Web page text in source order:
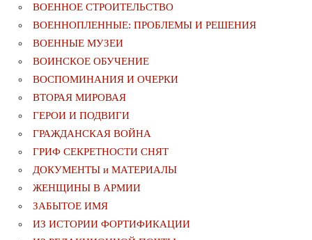
ВОЕННОЕ СТРОИТЕЛЬСТВО
ВОЕННОПЛЕННЫЕ: ПРОБЛЕМЫ И РЕШЕНИЯ
ВОЕННЫЕ МУЗЕИ
ВОИНСКОЕ ОБУЧЕНИЕ
ВОСПОМИНАНИЯ И ОЧЕРКИ
ВТОРАЯ МИРОВАЯ
ГЕРОИ И ПОДВИГИ
ГРАЖДАНСКАЯ ВОЙНА
ГРИФ СЕКРЕТНОСТИ СНЯТ
ДОКУМЕНТЫ и МАТЕРИАЛЫ
ЖЕНЩИНЫ В АРМИИ
ЗАБЫТОЕ ИМЯ
ИЗ ИСТОРИИ ФОРТИФИКАЦИИ